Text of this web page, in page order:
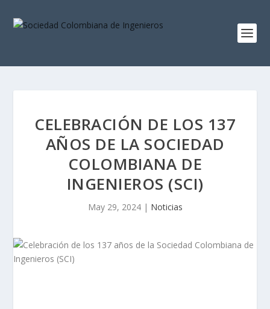
CELEBRACIÓN DE LOS 137
AÑOS DE LA SOCIEDAD
COLOMBIANA DE
INGENIEROS (SCI)
May 29, 2024| Noticias